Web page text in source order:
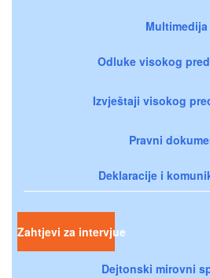
Multimedija
Odluke visokog
Izvještaji visokog
Pravni
Deklaracije i
Zahtjevi za intervjue
Dejtonski mirovni